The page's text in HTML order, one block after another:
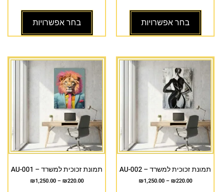
בחר אפשרויות בחר אפשרויות
תמונת זכוכית למשרד – AU-002
₪220.00
–
₪1,250.00
תמונת זכוכית למשרד – AU-001
₪220.00
–
₪1,250.00